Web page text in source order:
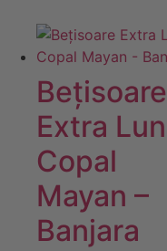
Bețisoare
Extra
Copal
Mayan –
Banjara